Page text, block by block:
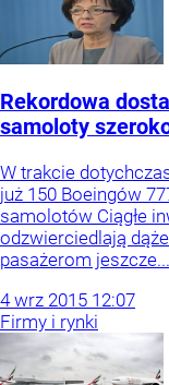
Rekordowa
samoloty
W trakcie
już 150 Boeingów
samolotów Ciągłe
odzwierciedlają
pasażerom jeszcze...
4 wrz 2015 12:07
Firmy i rynki